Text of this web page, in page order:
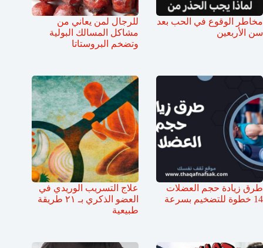
مخاطر الوقوع في الحب بعد
سن الأربعين
للرجال لمن يعاني من
مشاكل المسالك البولية
وتضخم البروستاتا
طرق زيادة حجم العضلات
14 خطوة للتضخيم بسرعة
علاج التسريب الوريدي في
العضو الذكري بـ ٢١ طريقة
طبيعية